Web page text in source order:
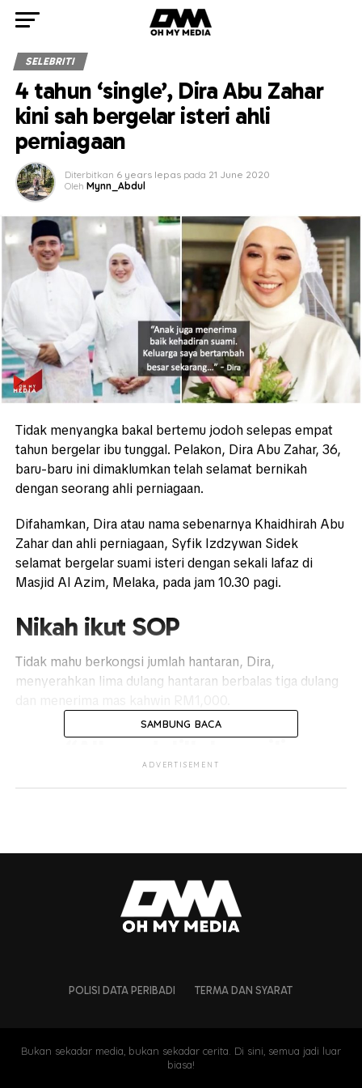
SELEBRITI
4 tahun ‘single’, Dira Abu Zahar
kini sah bergelar isteri ahli
perniagaan
Diterbitkan 6 years lepas pada 21 June 2020
Oleh Mynn_Abdul
Tidak menyangka bakal bertemu jodoh selepas empat
tahun bergelar ibu tunggal. Pelakon, Dira Abu Zahar, 36,
baru-baru ini dimaklumkan telah selamat bernikah
dengan seorang ahli perniagaan.
Difahamkan, Dira atau nama sebenarnya Khaidhirah Abu
Zahar dan ahli perniagaan, Syfik Izdzywan Sidek
selamat bergelar suami isteri dengan sekali lafaz di
Masjid Al Azim, Melaka, pada jam 10.30 pagi.
Nikah ikut SOP
Tidak mahu berkongsi jumlah hantaran, Dira,
menyerahkan lima dulang hantaran berbalas tiga dulang
berlangsung secara
operasi standard (SOP)
ditetapkan. Lebih
istimewa abang saya,
Muhd Idi Iskandar yang
SAMBUNG BACA
ADVERTISEMENT
POLISI DATA PERIBADI TERMA DAN SYARAT
Bukan sekadar media, bukan sekadar cerita. Di sini, semua jadi luar
biasa!